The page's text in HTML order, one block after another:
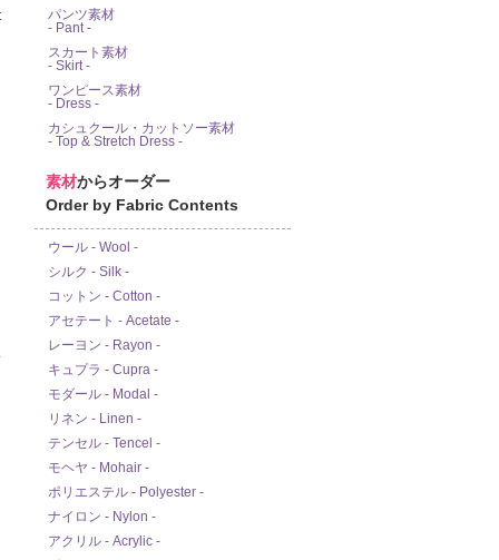
パンツ素材
- Pant -
スカート素材
- Skirt -
ワンピース素材
- Dress -
カシュクール・カットソー素材
- Top & Stretch Dress -
素材からオーダー
Order by Fabric Contents
ウール - Wool -
シルク - Silk -
コットン - Cotton -
アセテート - Acetate -
レーヨン - Rayon -
キュプラ - Cupra -
モダール - Modal -
リネン - Linen -
テンセル - Tencel -
モヘヤ - Mohair -
ポリエステル - Polyester -
ナイロン - Nylon -
アクリル - Acrylic -